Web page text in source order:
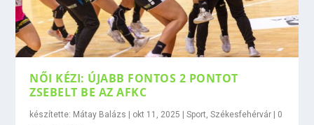
NŐI KÉZI: ÚJABB FONTOS 2 PONTOT
ZSEBELT BE AZ AFKC
készítette: Mátay Balázs | okt 11, 2025 |Sport ,Székesfehérvár | 0